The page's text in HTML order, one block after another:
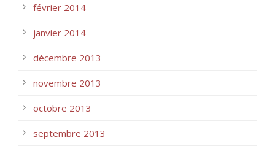
février 2014
janvier 2014
décembre 2013
novembre 2013
octobre 2013
septembre 2013